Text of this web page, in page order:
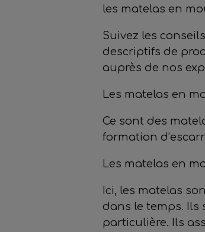
les matelas en
Suivez les
descriptifs de
auprès de nos
Les matelas en
Ce sont des
formation
Les matelas en
Ici, les matelas
dans le temps. Ils
particulière. Ils